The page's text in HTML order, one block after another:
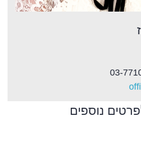
נוספים